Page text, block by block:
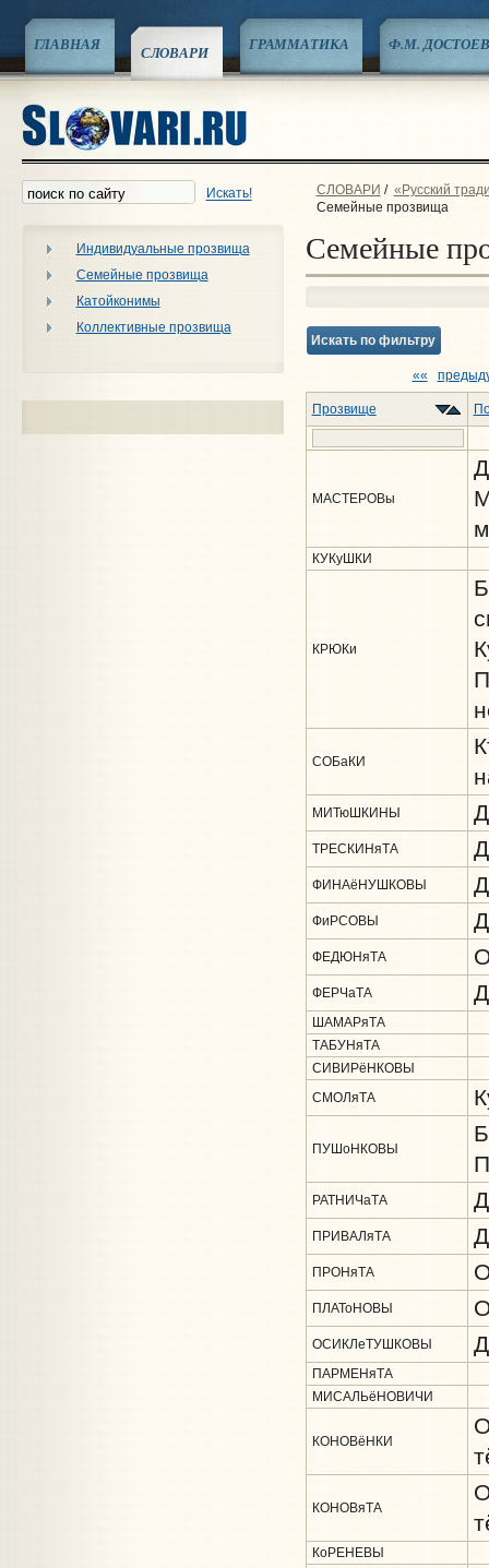
ГЛАВНАЯ СЛОВАРИ ГРАММАТИКА Ф.М.
Искать!
Индивидуальные прозвища
Семейные прозвища
Катойконимы
Коллективные прозвища
СЛОВАРИ / «Русский
Семейные прозвища
Семейные
Искать по фильтру
««
Прозвище
МАСТЕРОВы
КУКуШКИ
КРЮКи
СОБаКИ
МИТюШКИНЫ
ТРЕСКИНяТА
ФИНАёНУШКОВЫ
ФиРСОВЫ
ФЕДЮНяТА
ФЕРЧаТА
ШАМАРяТА
ТАБУНяТА
СИВИРёНКОВЫ
СМОЛяТА
ПУШоНКОВЫ
РАТНИЧаТА
ПРИВАЛяТА
ПРОНяТА
ПЛАТоНОВЫ
ОСИКЛеТУШКОВЫ
ПАРМЕНяТА
МИСАЛЬёНОВИЧИ
КОНОВёНКИ
КОНОВяТА
КоРЕНЕВЫ